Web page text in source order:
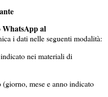
WhatsApp al
i dati nelle seguenti modalità:
nei materiali di
mese e anno indicato